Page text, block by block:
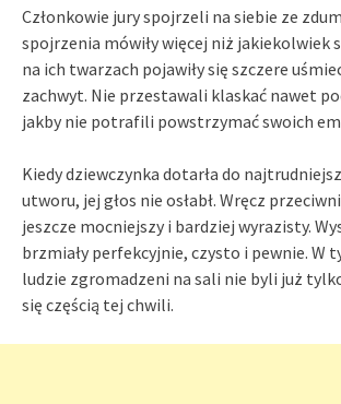
Członkowie jury spojrzeli na siebie ze
spojrzenia mówiły więcej niż jakiekolwiek
na ich twarzach pojawiły się szczere
zachwyt. Nie przestawali klaskać nawet
jakby nie potrafili powstrzymać swoich
Kiedy dziewczynka dotarła do
utworu, jej głos nie osłabł. Wręcz
jeszcze mocniejszy i bardziej wyrazisty.
brzmiały perfekcyjnie, czysto i pewnie. W
ludzie zgromadzeni na sali nie byli już
się częścią tej chwili.